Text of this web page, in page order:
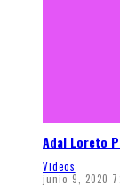
Adal Loreto
Videos
junio 9, 2020